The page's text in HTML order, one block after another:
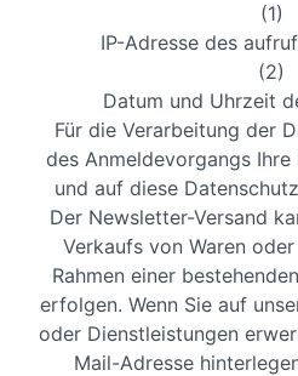
(1)
IP-Adresse des
(2)
Datum und Uhrzeit
Für die Verarbeitung der
des Anmeldevorgangs
und auf diese
Der Newsletter-Versand
Verkaufs von Waren
Rahmen einer
erfolgen. Wenn Sie auf
oder Dienstleistungen
Mail-Adresse